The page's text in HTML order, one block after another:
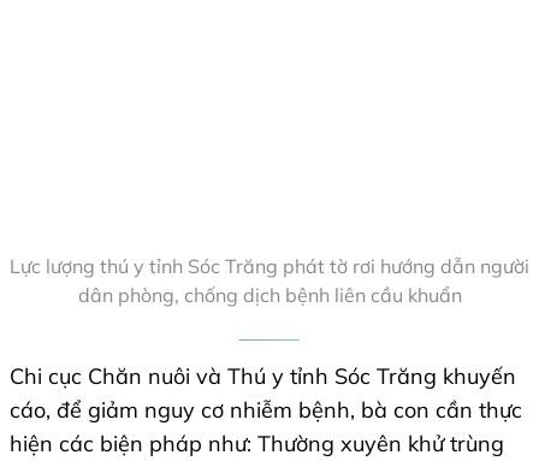
Lực lượng thú y tỉnh Sóc Trăng phát tờ rơi hướng dẫn người
dân phòng, chống dịch bệnh liên cầu khuẩn
Chi cục Chăn nuôi và Thú y tỉnh Sóc Trăng khuyến
cáo, để giảm nguy cơ nhiễm bệnh, bà con cần thực
hiện các biện pháp như: Thường xuyên khử trùng